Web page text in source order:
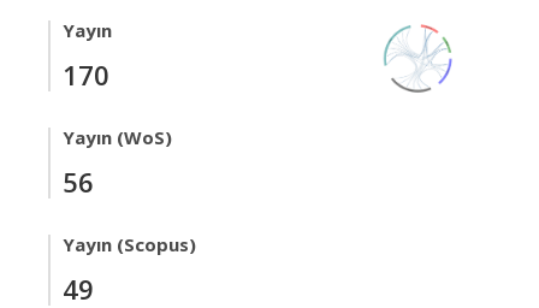
Yayın
170
Yayın (WoS)
56
Yayın (Scopus)
49